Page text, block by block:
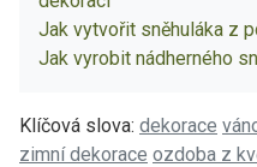
Jak vytvořit sněhuláka z
Jak vyrobit nádherného
Klíčová slova: dekorace
zimní dekorace ozdoba z